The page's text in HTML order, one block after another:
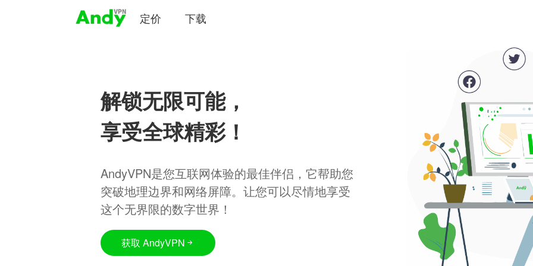
定价 下载
解锁无限可能，
享受全球精彩！
AndyVPN是您互联网体验的最佳伴侣，它帮助您
突破地理边界和网络屏障。让您可以尽情地享受
这个无界限的数字世界！
获取 AndyVPN